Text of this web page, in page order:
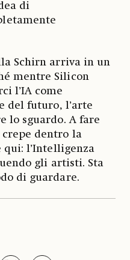
di
Schirn arriva in un
mentre Silicon
l’IA come
del futuro, l’arte
lo sguardo. A fare
crepe dentro la
qui: l’Intelligenza
gli artisti. Sta
di guardare.